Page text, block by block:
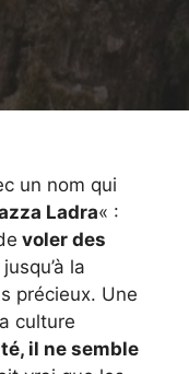
un nom qui
Ladra« :
voler des
la
précieux. Une
culture
il ne semble